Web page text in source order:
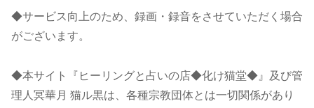
◆サービス向上のため、録画・録音をさせていただく場合
がございます。
◆本サイト『ヒーリングと占いの店◆化け猫堂◆』及び管
理人冥華月 猫ル黒は、各種宗教団体とは一切関係があり